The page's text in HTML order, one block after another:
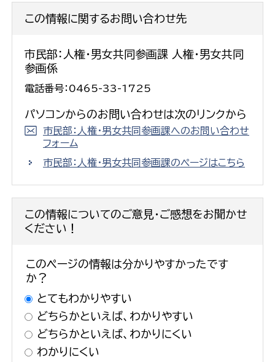
この情報に関するお問い合わせ先
市民部：人権・男女共同参画課 人権・男女共同
参画係
電話番号：0465-33-1725
パソコンからのお問い合わせは次のリンクから
市民部：人権・男女共同参画課へのお問い合わせ
フォーム
市民部：人権・男女共同参画課のページはこちら
この情報についてのご意見・ご感想をお聞かせ
ください！
このページの情報は分かりやすかったです
か？
とてもわかりやすい
どちらかといえば、わかりやすい
どちらかといえば、わかりにくい
わかりにくい